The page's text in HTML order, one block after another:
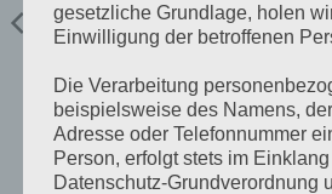
RINGKABELSCHUHE
Ringkabelschuh M8 DIN
35mm²
€1,60 inkl 20% Mwst
Lagernd im Polz Lager
gesetzliche Grundlage, holen
Einwilligung der betroffenen
Die Verarbeitung
beispielsweise des Namens,
Adresse oder Telefonnummer
Person, erfolgt stets im
Datenschutz-Grundverordnung